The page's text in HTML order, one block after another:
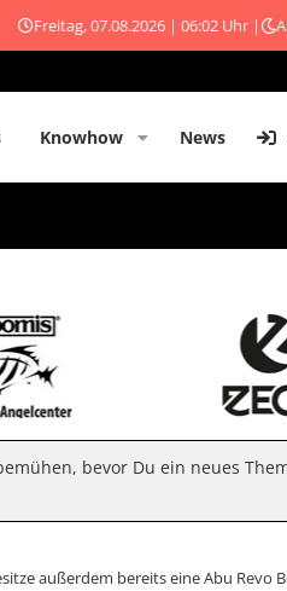
Freitag, 07.08.2026 | 06:02 Uhr |
Knowhow News
bevor Du ein neues
außerdem bereits eine Abu Revo